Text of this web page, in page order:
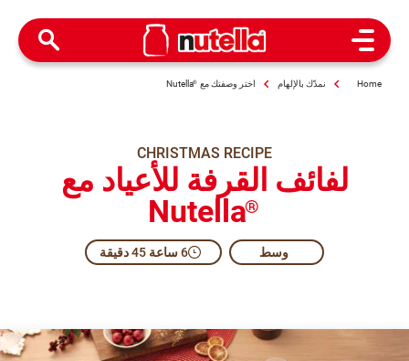
Home نمدّك بالإلهام اختر وصفتك مع ®
Nutella
CHRISTMAS RECIPE
لفائف القرفة للأعياد مع
®
Nutella
وسط​ 6 ساعة 45 دقيقة